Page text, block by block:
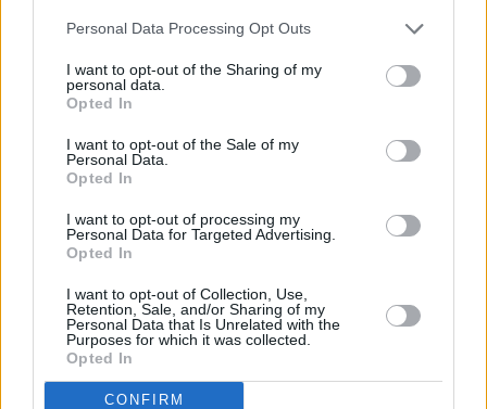
negar su consentimiento. Tenga en cuenta que algún
de su consentimiento, pero usted tiene el derecho de
rechazar tal procesamiento. Sus preferencias se aplicarán
cualquier momento entrando de nuevo en este sitio web o
visitando nuestra política de privacidad.
Personal Data Processing Opt Outs
I want to opt-out of the Sharing of my
personal data.
Opted In
I want to opt-out of the Sale of my
Personal Data.
Opted In
I want to opt-out of processing my
Personal Data for Targeted Advertising.
Opted In
I want to opt-out of Collection, Use,
Retention, Sale, and/or Sharing of my
Personal Data that Is Unrelated with the
Purposes for which it was collected.
Opted In
CONFIRM